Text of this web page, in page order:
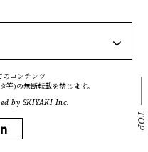
TOP
コンテンツ
等)の無断転載を禁じます。
by SKIYAKI Inc.